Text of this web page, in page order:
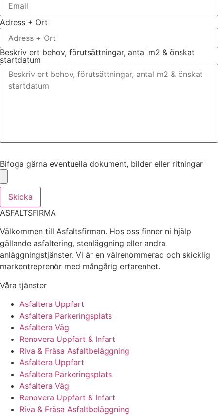
Adress + Ort
Beskriv ert behov, förutsättningar, antal m2 & önskat
startdatum
Bifoga gärna eventuella dokument, bilder eller ritningar
Skicka
ASFALTSFIRMA
Välkommen till Asfaltsfirman. Hos oss finner ni hjälp
gällande asfaltering, stenläggning eller andra
anläggningstjänster. Vi är en välrenommerad och skicklig
markentreprenör med mångårig erfarenhet.
Våra tjänster
Asfaltera Uppfart
Asfaltera Parkeringsplats
Asfaltera Väg
Renovera Uppfart & Infart
Riva & Fräsa Asfaltbeläggning
Asfaltera Uppfart
Asfaltera Parkeringsplats
Asfaltera Väg
Renovera Uppfart & Infart
Riva & Fräsa Asfaltbeläggning